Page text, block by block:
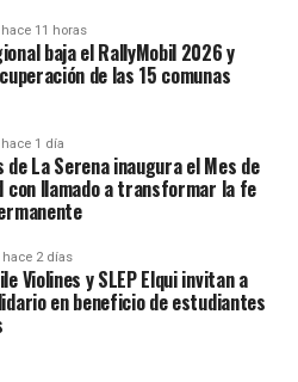
hace 11 horas
baja el RallyMobil 2026 y
de las 15 comunas
hace 1 día
La Serena inaugura el Mes de
con llamado a transformar la fe
hace 2 días
Violines y SLEP Elqui invitan a
en beneficio de estudiantes